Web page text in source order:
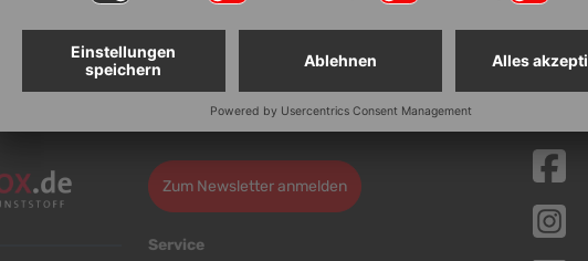
Zum Newsletter anmelden
Service